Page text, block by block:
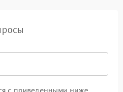
с приведенными ниже